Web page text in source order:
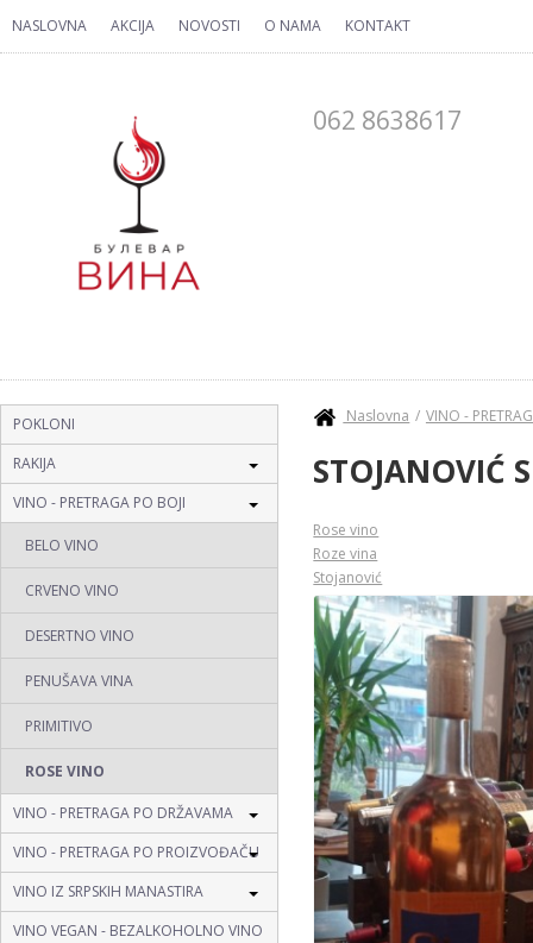
NASLOVNA AKCIJA NOVOSTI O NAMA KONTAKT
062 8638617
POKLONI
RAKIJA
VINO - PRETRAGA PO BOJI
BELO VINO
CRVENO VINO
DESERTNO VINO
PENUŠAVA VINA
PRIMITIVO
ROSE VINO
VINO - PRETRAGA PO DRŽAVAMA
VINO - PRETRAGA PO PROIZVOĐAČU
VINO IZ SRPSKIH MANASTIRA
VINO VEGAN - BEZALKOHOLNO VINO
You are here
Naslovna VINO -
STOJANOVIĆ
Rose vino
Roze vina
Stojanović